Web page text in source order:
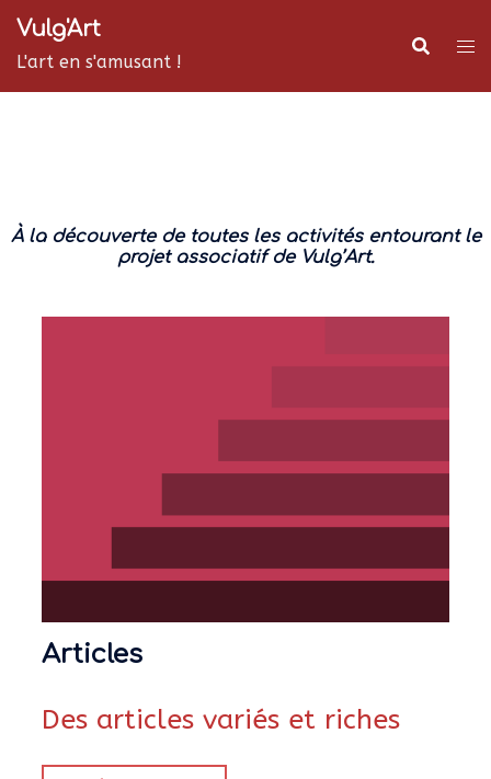
Aller
contenu
Vulg'Art
L'art en s'amusant !
À la découverte de toutes les activités entourant le
projet associatif de Vulg’Art.
Articles
Des articles variés et riches